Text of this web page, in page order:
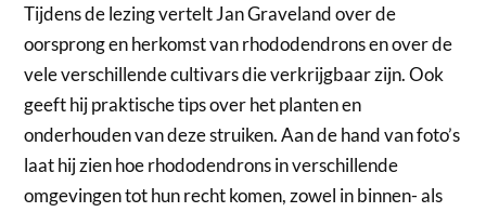
Tijdens de lezing vertelt Jan Graveland over de
oorsprong en herkomst van rhododendrons en over de
vele verschillende cultivars die verkrijgbaar zijn. Ook
geeft hij praktische tips over het planten en
onderhouden van deze struiken. Aan de hand van foto’s
laat hij zien hoe rhododendrons in verschillende
omgevingen tot hun recht komen, zowel in binnen- als